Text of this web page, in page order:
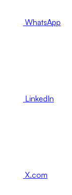
WhatsApp
LinkedIn
X.com